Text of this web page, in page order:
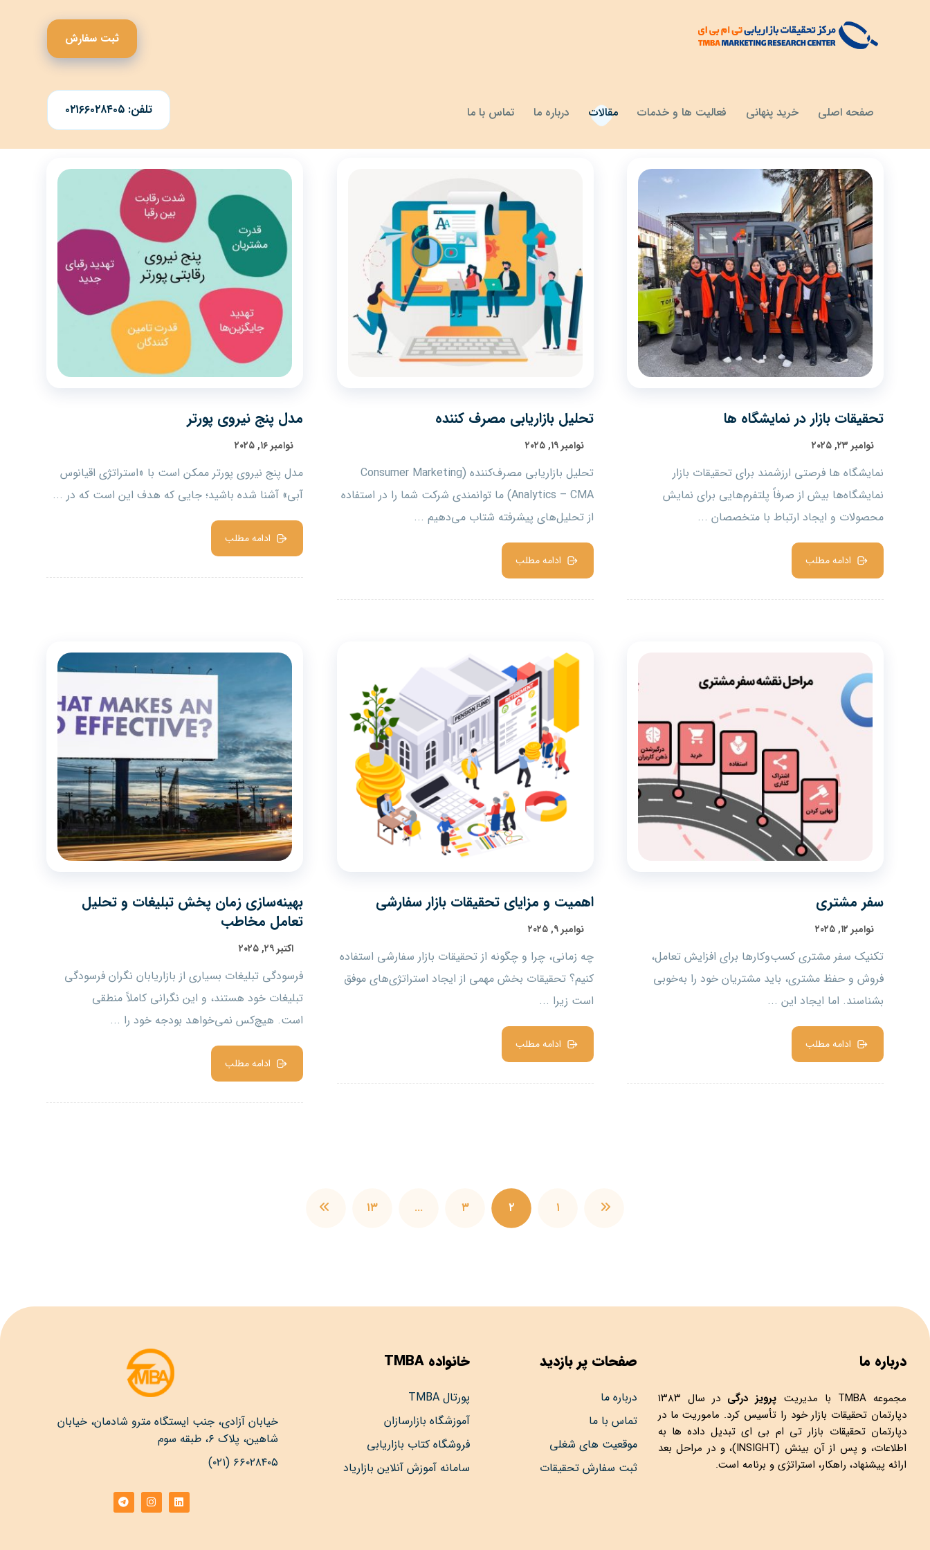
صفحه اصلی خرید پنهانی فعالیت ها و خدمات مقالات درباره ما تماس با ما
ثبت سفارش
تلفن: ۰۲۱۶۶۰۲۸۴۰۵
تحقیقات بازار در نمایشگاه ها
نوامبر ۲۳, ۲۰۲۵
نمایشگاه ها فرصتی ارزشمند برای تحقیقات بازار
نمایشگاه‌ها بیش از صرفاً پلتفرم‌هایی برای نمایش
محصولات و ایجاد ارتباط با متخصصان ...
ادامه مطلب
تحلیل بازاریابی مصرف کننده
نوامبر ۱۹, ۲۰۲۵
تحلیل بازاریابی مصرف‌کننده (Consumer Marketing
Analytics – CMA) ما توانمندی شرکت شما را در استفاده
از تحلیل‌های پیشرفته شتاب می‌دهیم ...
ادامه مطلب
مدل پنج نیروی پورتر
نوامبر ۱۶, ۲۰۲۵
مدل پنج نیروی پورتر ممکن است با «استراتژی اقیانوس
آبی» آشنا شده باشید؛ جایی که هدف این است که در ...
ادامه مطلب
سفر مشتری
نوامبر ۱۲, ۲۰۲۵
تکنیک سفر مشتری کسب‌وکارها برای افزایش تعامل،
فروش و حفظ مشتری، باید مشتریان خود را به‌خوبی
بشناسند. اما ایجاد این ...
ادامه مطلب
اهمیت و مزایای تحقیقات بازار سفارشی
نوامبر ۹, ۲۰۲۵
چه زمانی، چرا و چگونه از تحقیقات بازار سفارشی استفاده
کنیم؟ تحقیقات بخش مهمی از ایجاد استراتژی‌های موفق
است زیرا ...
ادامه مطلب
بهینه‌سازی زمان پخش تبلیغات و تحلیل
تعامل مخاطب
اکتبر ۲۹, ۲۰۲۵
فرسودگی تبلیغات بسیاری از بازاریابان نگران فرسودگی
تبلیغات خود هستند، و این نگرانی کاملاً منطقی
است. هیچ‌کس نمی‌خواهد بودجه خود را ...
ادامه مطلب
۱ ۲ ۳ … ۱۳
درباره ما
مجموعهTMBA با مدیریت پرویز درگی
در سال ۱۳۸۳
دپارتمان تحقیقات بازار خود را تأسیس کرد. ماموریت ما در
دپارتمان تحقیقات بازار تی ام بی ای تبدیل داده ها به
اطلاعات، و پس از آن بینش (INSIGHT)، و در مراحل بعد
ارائه پیشنهاد، راهکار، استراتژی و برنامه است.
صفحات پر بازدید
درباره ما
تماس با ما
موقعیت های شغلی
ثبت سفارش تحقیقات
خانواده TMBA
پورتال TMBA
آموزشگاه بازارسازان
فروشگاه کتاب بازاریابی
سامانه آموزش آنلاین بازاریاد
خیابان آزادی، جنب ایستگاه مترو شادمان، خیابان
شاهین، پلاک ۶، طبقه سوم
۶۶۰۲۸۴۰۵ (۰۲۱)